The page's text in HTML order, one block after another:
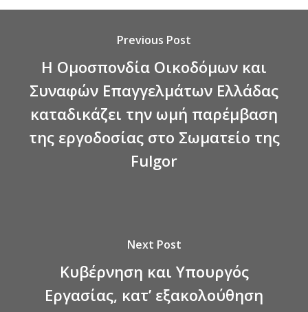
Previous Post
Η Ομοσπονδία Οικοδόμων και
Συναφών Επαγγελμάτων Ελλάδας
καταδικάζει την ωμή παρέμβαση
της εργοδοσίας στο Σωματείο της
Fulgor
Next Post
Κυβέρνηση και Υπουργός
Εργασίας, κατ’ εξακολούθηση